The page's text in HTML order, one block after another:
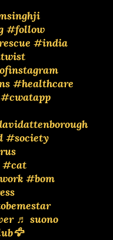
#follow
#india
#healthcare
#cwatapp
#society
#cat
#bom
♬ suono